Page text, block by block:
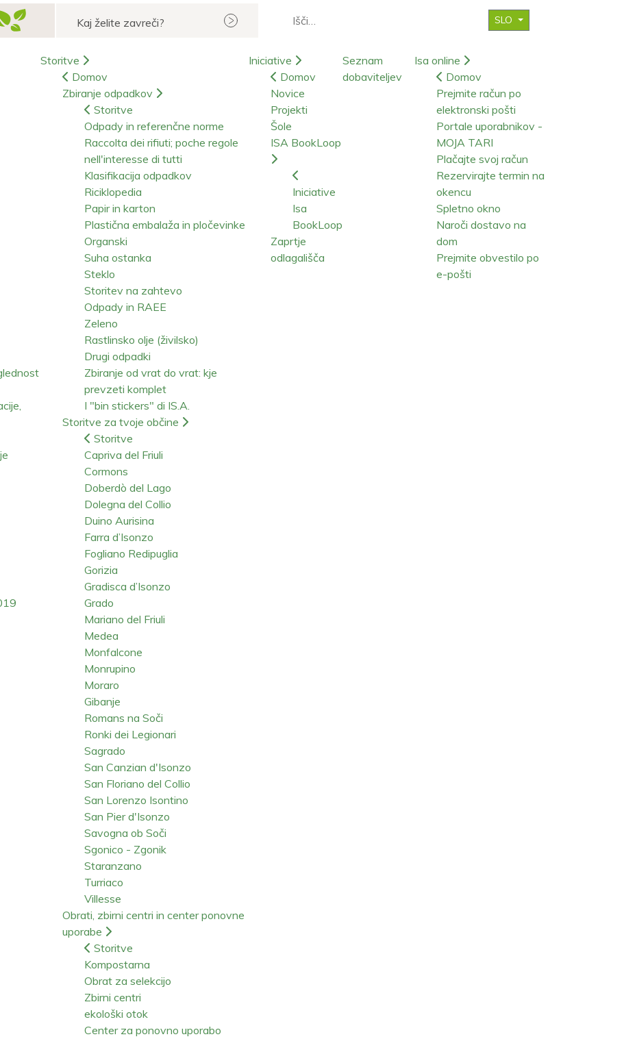
Iskanje
SLO
Storitve
Domov
Zbiranje odpadkov
Storitve
Odpady in referenčne norme
Raccolta dei rifiuti; poche regole
nell'interesse di tutti
Klasifikacija odpadkov
Riciklopedia
Papir in karton
Plastična embalaža in pločevinke
Organski
Suha ostanka
Steklo
Storitev na zahtevo
Odpady in RAEE
Zeleno
Rastlinsko olje (živilsko)
Drugi odpadki
Zbiranje od vrat do vrat: kje
prevzeti komplet
I "bin stickers" di IS.A.
Storitve za tvoje občine
Storitve
Capriva del Friuli
Cormons
Doberdò del Lago
Dolegna del Collio
Duino Aurisina
Farra d’Isonzo
Fogliano Redipuglia
Gorizia
Gradisca d’Isonzo
Grado
Mariano del Friuli
Medea
Monfalcone
Monrupino
Moraro
Gibanje
Romans na Soči
Ronki dei Legionari
Sagrado
San Canzian d'Isonzo
San Floriano del Collio
San Lorenzo Isontino
San Pier d'Isonzo
Savogna ob Soči
Sgonico - Zgonik
Staranzano
Turriaco
Villesse
Obrati, zbirni centri in center ponovne
uporabe
Storitve
Kompostarna
Obrat za selekcijo
Zbirni centri
ekološki otok
Center za ponovno uporabo
Iniciative
Domov
Novice
Projekti
Šole
ISA BookLoop
Iniciative
Isa
BookLoop
Zaprtje
odlagališča
Seznam
dobaviteljev
Isa online
Domov
Prejmite račun po
elektronski pošti
Portale uporabnikov -
MOJA TARI
Plačajte svoj račun
Rezervirajte termin na
okencu
Spletno okno
Naroči dostavo na
dom
Prejmite obvestilo po
e-pošti